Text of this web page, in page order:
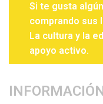
Si te gusta
comprando sus
La cultura y la
apoyo activo.